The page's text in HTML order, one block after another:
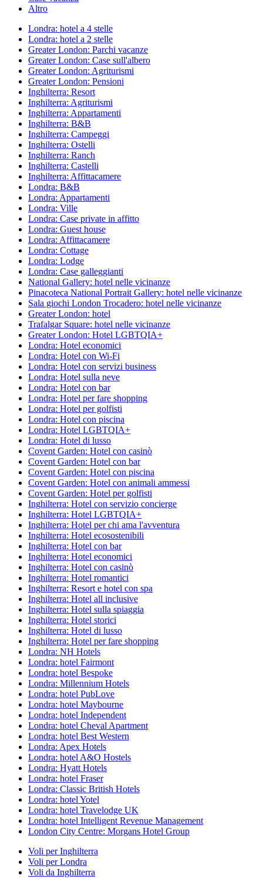
Altro
Londra: hotel a 4 stelle
Londra: hotel a 2 stelle
Greater London: Parchi vacanze
Greater London: Case sull'albero
Greater London: Agriturismi
Greater London: Pensioni
Inghilterra: Resort
Inghilterra: Agriturismi
Inghilterra: Appartamenti
Inghilterra: B&B
Inghilterra: Campeggi
Inghilterra: Ostelli
Inghilterra: Ranch
Inghilterra: Castelli
Inghilterra: Affittacamere
Londra: B&B
Londra: Appartamenti
Londra: Ville
Londra: Case private in affitto
Londra: Guest house
Londra: Affittacamere
Londra: Cottage
Londra: Lodge
Londra: Case galleggianti
National Gallery: hotel nelle vicinanze
Pinacoteca National Portrait Gallery: hotel nelle vicinanze
Sala giochi London Trocadero: hotel nelle vicinanze
Greater London: hotel
Trafalgar Square: hotel nelle vicinanze
Greater London: Hotel LGBTQIA+
Londra: Hotel economici
Londra: Hotel con Wi-Fi
Londra: Hotel con servizi business
Londra: Hotel sulla neve
Londra: Hotel con bar
Londra: Hotel per fare shopping
Londra: Hotel per golfisti
Londra: Hotel con piscina
Londra: Hotel LGBTQIA+
Londra: Hotel di lusso
Covent Garden: Hotel con casinò
Covent Garden: Hotel con bar
Covent Garden: Hotel con piscina
Covent Garden: Hotel con animali ammessi
Covent Garden: Hotel per golfisti
Inghilterra: Hotel con servizio concierge
Inghilterra: Hotel LGBTQIA+
Inghilterra: Hotel per chi ama l'avventura
Inghilterra: Hotel ecosostenibili
Inghilterra: Hotel con bar
Inghilterra: Hotel economici
Inghilterra: Hotel con casinò
Inghilterra: Hotel romantici
Inghilterra: Resort e hotel con spa
Inghilterra: Hotel all inclusive
Inghilterra: Hotel sulla spiaggia
Inghilterra: Hotel storici
Inghilterra: Hotel di lusso
Inghilterra: Hotel per fare shopping
Londra: NH Hotels
Londra: hotel Fairmont
Londra: hotel Bespoke
Londra: Millennium Hotels
Londra: hotel PubLove
Londra: hotel Maybourne
Londra: hotel Independent
Londra: hotel Cheval Apartment
Londra: hotel Best Western
Londra: Apex Hotels
Londra: hotel A&O Hostels
Londra: Hyatt Hotels
Londra: hotel Fraser
Londra: Classic British Hotels
Londra: hotel Yotel
Londra: hotel Travelodge UK
Londra: hotel Intelligent Revenue Management
London City Centre: Morgans Hotel Group
Voli per Inghilterra
Voli per Londra
Voli da Inghilterra